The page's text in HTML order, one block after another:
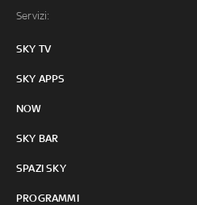
Servizi:
SKY TV
SKY APPS
NOW
SKY BAR
SPAZI SKY
PROGRAMMI